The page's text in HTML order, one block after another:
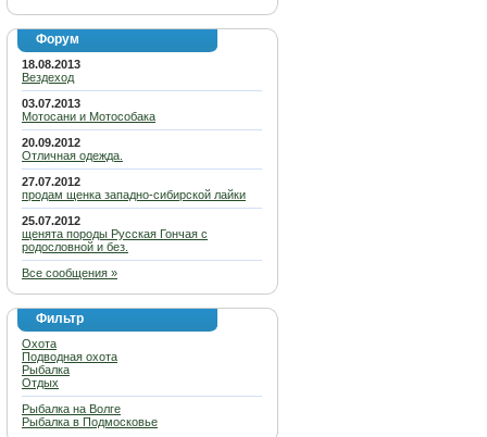
Форум
18.08.2013
Вездеход
03.07.2013
Мотосани и Мотособака
20.09.2012
Отличная одежда.
27.07.2012
продам щенка западно-сибирской лайки
25.07.2012
щенята породы Русская Гончая с
родословной и без.
Все сообщения »
Фильтр
Охота
Подводная охота
Рыбалка
Отдых
Рыбалка на Волге
Рыбалка в Подмосковье